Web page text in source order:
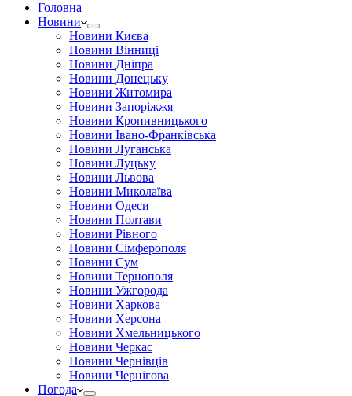
Головна
Новини
Новини Києва
Новини Вінниці
Новини Дніпра
Новини Донецьку
Новини Житомира
Новини Запоріжжя
Новини Кропивницького
Новини Івано-Франківська
Новини Луганська
Новини Луцьку
Новини Львова
Новини Миколаїва
Новини Одеси
Новини Полтави
Новини Рівного
Новини Сімферополя
Новини Сум
Новини Тернополя
Новини Ужгорода
Новини Харкова
Новини Херсона
Новини Хмельницького
Новини Черкас
Новини Чернівців
Новини Чернігова
Погода